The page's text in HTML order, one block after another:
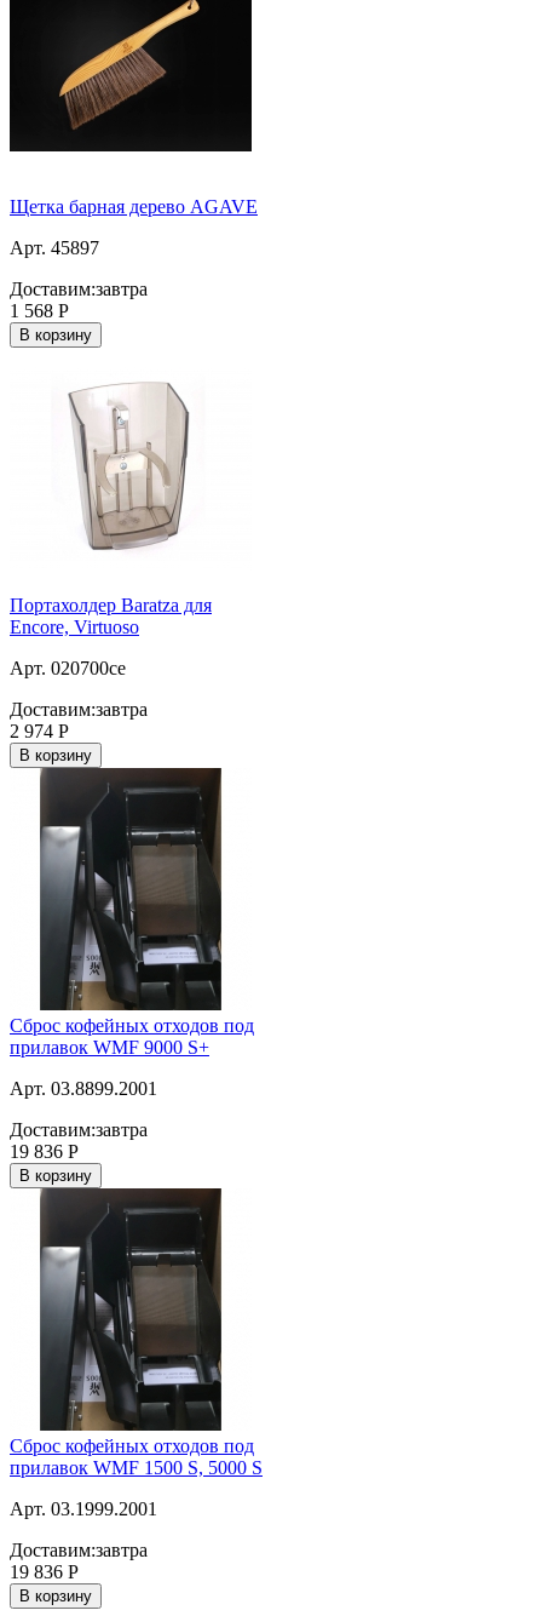
Щетка барная дерево AGAVE
Арт. 45897
Доставим:завтра
1 568 Р
В корзину
Портахолдер Baratza для
Encore, Virtuoso
Арт. 020700ce
Доставим:завтра
2 974 Р
В корзину
Сброс кофейных отходов под
прилавок WMF 9000 S+
Арт. 03.8899.2001
Доставим:завтра
19 836 Р
В корзину
Сброс кофейных отходов под
прилавок WMF 1500 S, 5000 S
Арт. 03.1999.2001
Доставим:завтра
19 836 Р
В корзину